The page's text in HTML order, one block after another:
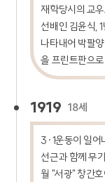
재학당시의 교
선배인 김윤식,
나타내어 박팔
을 프린트판으
1919 18세
3·1운동이 일어
선근과 함께 무
월 "서광" 창간